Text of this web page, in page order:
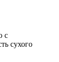
с
сухого